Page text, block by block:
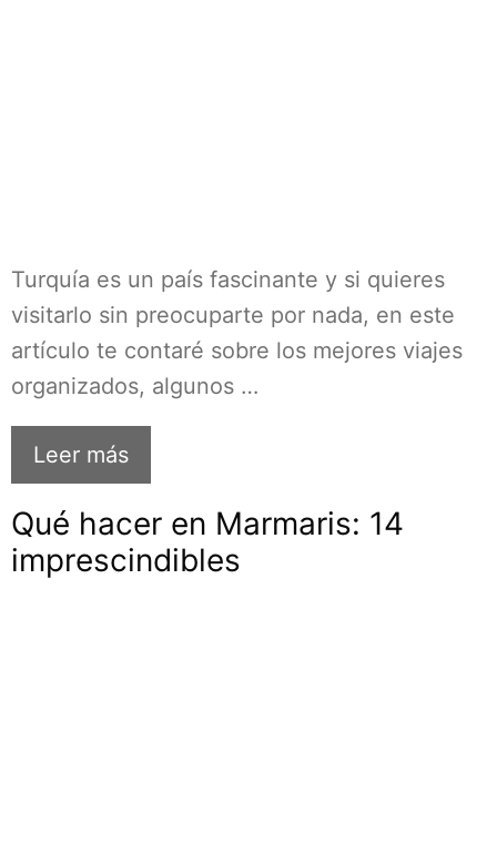
Turquía es un país fascinante y si quieres
visitarlo sin preocuparte por nada, en este
artículo te contaré sobre los mejores viajes
organizados, algunos …
Leer más
Qué hacer en Marmaris: 14
imprescindibles